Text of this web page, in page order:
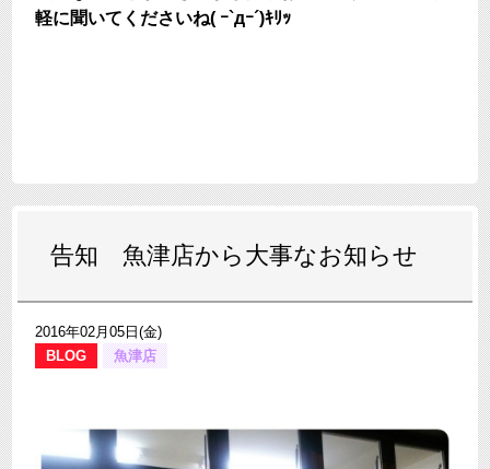
軽に聞いてくださいね( ｰ`дｰ´)ｷﾘｯ
告知 魚津店から大事なお知らせ
2016年02月05日(金)
BLOG
魚津店